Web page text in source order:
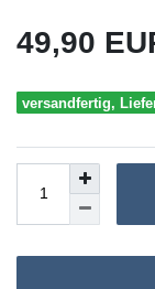
49,90
versandfertig,